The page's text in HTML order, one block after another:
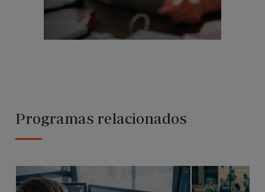
Programas relacionados